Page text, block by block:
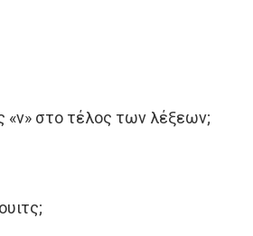
«ν» στο τέλος των λέξεων;